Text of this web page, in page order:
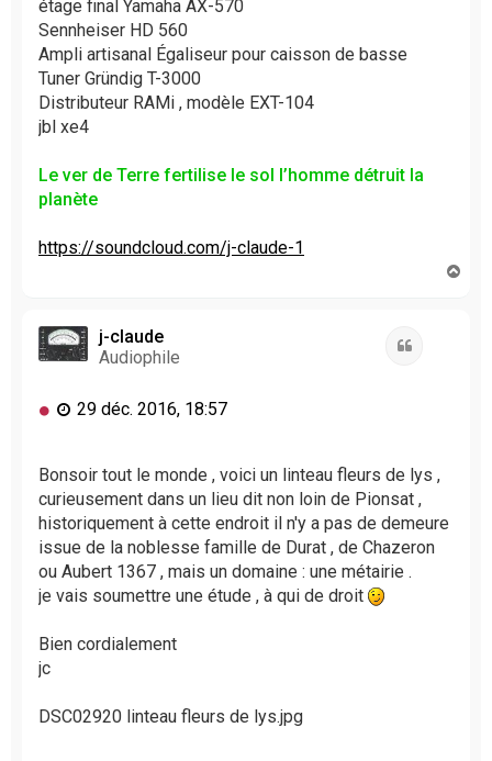
étage final Yamaha AX-570
Sennheiser HD 560
Ampli artisanal Égaliseur pour caisson de basse
Tuner Gründig T-3000
Distributeur RAMi , modèle EXT-104
jbl xe4
Le ver de Terre fertilise le sol l’homme détruit la
planète
https://soundcloud.com/j-claude-1
j-claude
Audiophile
M
s
a
g
e
n
o
n
u
29 déc. 2016, 18:57
Bonsoir tout le monde , voici un linteau fleurs de lys ,
curieusement dans un lieu dit non loin de Pionsat ,
historiquement à cette endroit il n'y a pas de demeure
issue de la noblesse famille de Durat , de Chazeron
ou Aubert 1367 , mais un domaine : une métairie .
je vais soumettre une étude , à qui de droit
Bien cordialement
jc
DSC02920 linteau fleurs de lys.jpg